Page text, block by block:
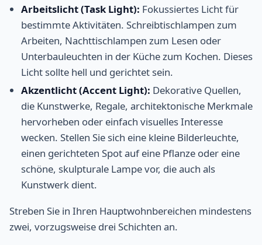
Arbeitslicht (Task Light): Fokussiertes Licht für
bestimmte Aktivitäten. Schreibtischlampen zum
Arbeiten, Nachttischlampen zum Lesen oder
Unterbauleuchten in der Küche zum Kochen. Dieses
Licht sollte hell und gerichtet sein.
Akzentlicht (Accent Light): Dekorative Quellen,
die Kunstwerke, Regale, architektonische Merkmale
hervorheben oder einfach visuelles Interesse
wecken. Stellen Sie sich eine kleine Bilderleuchte,
einen gerichteten Spot auf eine Pflanze oder eine
schöne, skulpturale Lampe vor, die auch als
Kunstwerk dient.
Streben Sie in Ihren Hauptwohnbereichen mindestens
zwei, vorzugsweise drei Schichten an.